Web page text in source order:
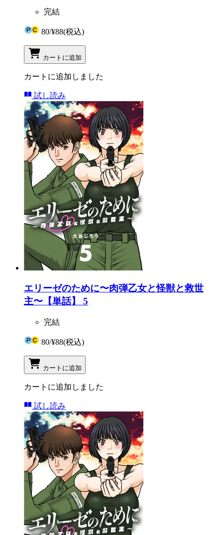
完結
80/¥88(税込)
カートに追加
カートに追加しました
試し読み
エリーゼのために〜肉弾乙女と怪獣と救世
主〜【単話】 5
完結
80/¥88(税込)
カートに追加
カートに追加しました
試し読み